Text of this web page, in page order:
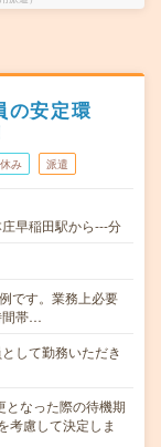
の安定環
み 派遣
早稲田駅から---分
です。業務上必要
間帯…
して勤務いただき
なった際の待機期
慮して決定しま